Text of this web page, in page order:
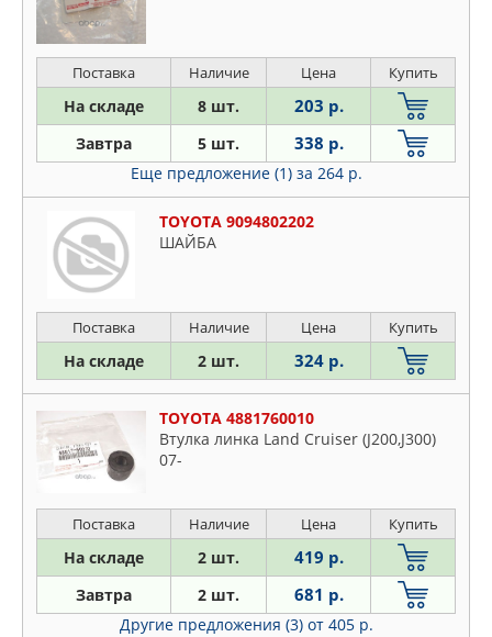
COMLINE
CORTECO
DELPHI
FEBEST
FEBI
FENOX
FORMPART
GSP
JP GROUP
LEMFORDER
LYNXAUTO
MAPCO
METALCAUCHO
METZGER
MEYLE
MOOG
OPTIMAL
PATRON
QUATTRO FRENI
Altezza
Aurion
Auris
Avalon
Avensis
Aygo
Bb
Brevis
Caldina
Cami
Camry
Carina
Celica
Corolla
Crown
Echo
Etios
Fj Cruiser
Fortuner
Поставка Наличие Цена Купить
На складе 8 шт. 203 р.
Завтра 5 шт. 338 р.
Еще предложение (1) за 264 р.
TOYOTA 9094802202
ШАЙБА
Поставка Наличие Цена Купить
На складе 2 шт. 324 р.
TOYOTA 4881760010
Втулка линка Land Cruiser (J200,J300)
07-
Поставка Наличие Цена Купить
На складе 2 шт. 419 р.
Завтра 2 шт. 681 р.
Другие предложения (3) от 405 р.